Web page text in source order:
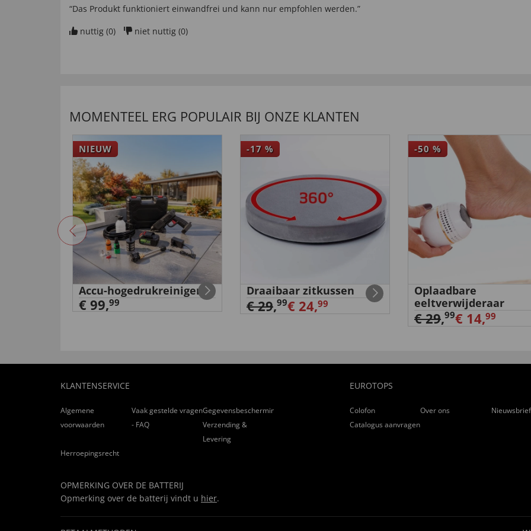
“Das Produkt funktioniert einwandfrei und kann nur empfohlen werden.”
nuttig (0) niet nuttig (0)
MOMENTEEL ERG POPULAIR BIJ ONZE KLANTEN
NIEUW
Accu-hogedrukreiniger
€ 99,99
-17 %
Draaibaar zitkussen
€ 29,99€ 24,99
-50 %
Oplaadbare
eeltverwijderaar
€ 29,99€ 14,99
KLANTENSERVICE
Algemene
voorwaarden
Vaak gestelde vragen
- FAQ
Gegevensbescherming
Verzending &
Levering
Herroepingsrecht
OPMERKING OVER DE BATTERIJ
Opmerking over de batterij vindt u hier.
EUROTOPS
Colofon Over ons
Nieuwsbrief
Catalogus aanvragen